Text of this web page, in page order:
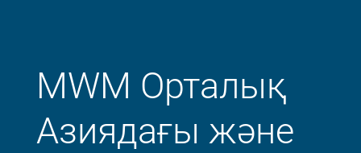
MWM Орталық
Азиядағы және